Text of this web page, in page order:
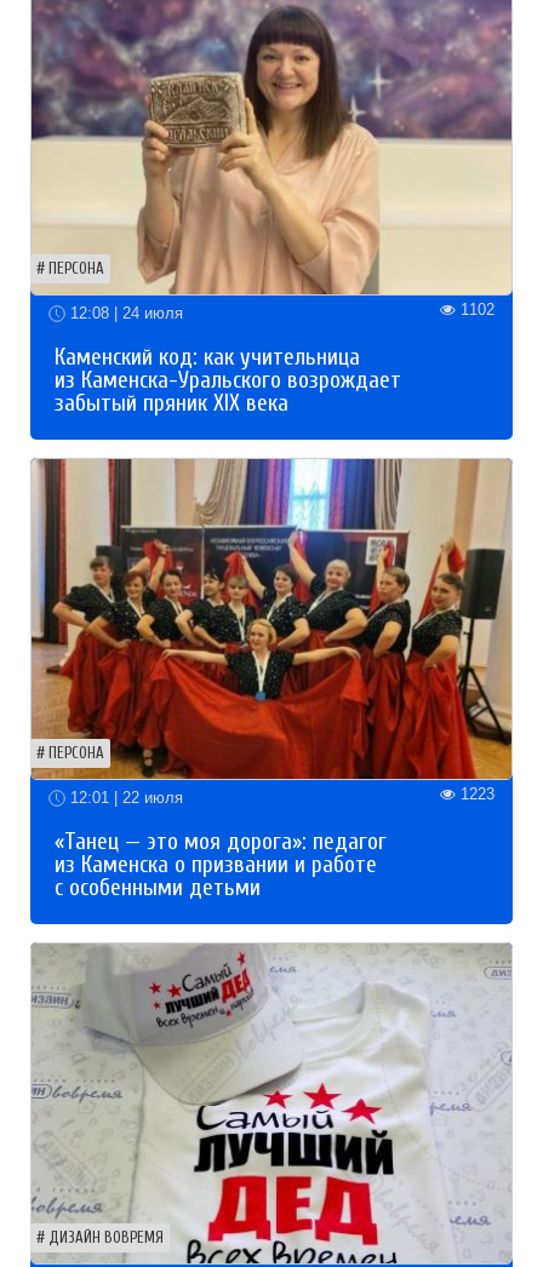
ПЕРСОНА
12:08 | 24 июля 1102
Каменский код: как учительница
из Каменска-Уральского возрождает
забытый пряник XIX века
ПЕРСОНА
12:01 | 22 июля 1223
«Танец — это моя дорога»: педагог
из Каменска о призвании и работе
с особенными детьми
ДИЗАЙН ВОВРЕМЯ